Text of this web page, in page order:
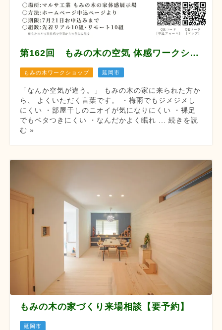
第162回 もみの木の空気 体感ワークショップ
もみの木ワークショップ 延岡市
「なんか空気が違う。」 もみの木の家に来られた方か
ら、 よくいただく言葉です。 ・梅雨でもジメジメし
にくい ・部屋干しのニオイが気になりにくい ・裸足
でもベタつきにくい ・なんだかよく眠れ ... 続きを読
む »
もみの木の家づくり来場相談【要予約】
延岡市